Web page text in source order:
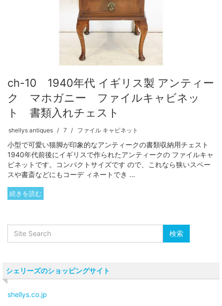
ch-10 1940年代 イギリス製 アンティー
ク マホガニー ファイルキャビネッ
ト 書類入れチェスト
shellys antiques 7 ファイル キャビネット
小型で可愛い猫脚が印象的なアンティークの書類収納用チェスト
1940年代前後にイギリスで作られたアンティークの ファイルキャ
ビネットです。コンパクトサイズです ので、これなら狭いスペー
スや書斎などにもコーデ ィネートでき ...
続きを読む
シェリーズのショッピングサイト
shellys.co.jp